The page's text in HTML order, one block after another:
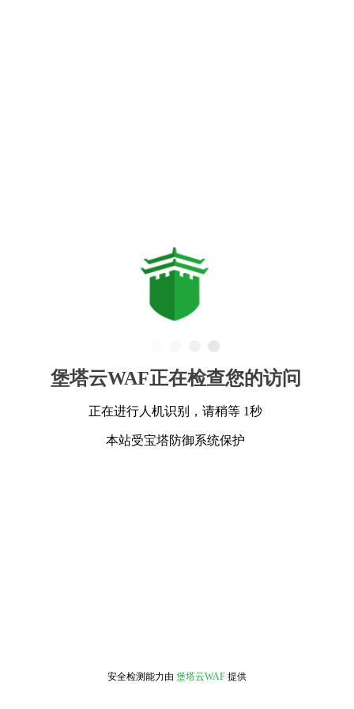
堡塔云WAF正在检查您的访问
正在进行人机识别，请稍等 1秒
本站受宝塔防御系统保护
安全检测能力由 堡塔云WAF 提供